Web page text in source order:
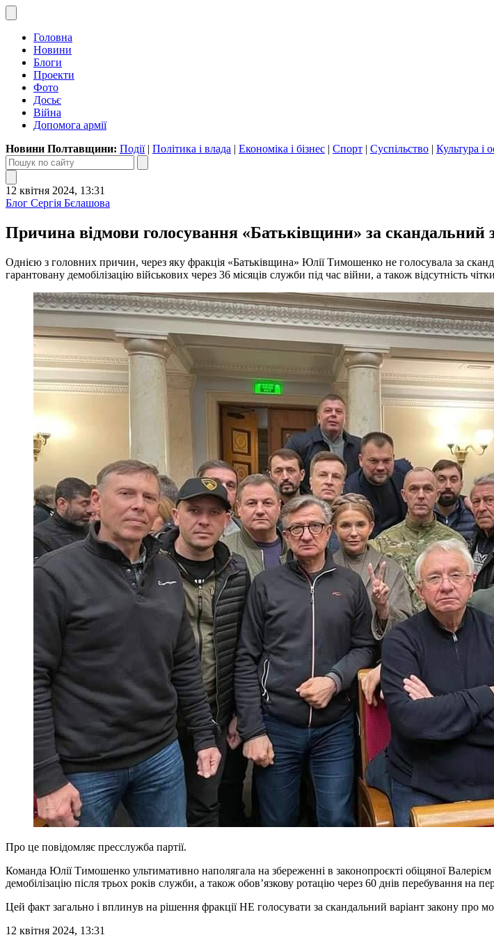
Головна
Новини
Блоги
Проекти
Фото
Досьє
Війна
Допомога армії
Новини Полтавщини: Події| Політика і влада | Економіка і бізнес | Спорт | Суспільство | Культура і
12 квітня 2024, 13:31
Блог Сергія Бєлашова
Причина відмови голосування «Батьківщини» за скандальний
Однією з головних причин, через яку фракція «Батьківщина» Юлії Тимошенко не голосувала за
гарантовану демобілізацію військових через 36 місяців служби під час війни, а також відсутність
Про це повідомляє пресслужба партії.
Команда Юлії Тимошенко ультимативно наполягала на збереженні в законопроєкті обіцяної
демобілізацію після трьох років служби, а також обов’язкову ротацію через 60 днів перебування на
Цей факт загально і вплинув на рішення фракції НЕ голосувати за скандальний варіант закону про
12 квітня 2024, 13:31